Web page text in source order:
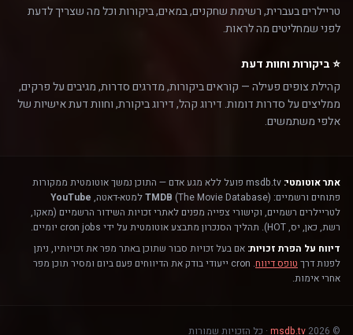
טריילרים בעברית, רשימת שחקנים, במאים, ביקורות וכל מה שצריך לדעת
לפני שמחליטים מה לראות.
⭐ ביקורות וחוות דעת
קהילת צופים פעילה — קוראים ביקורות, מדרגים סדרות, מגיבים על פרקים,
ממליצים על סדרות דומות. דירוג קהל, דירוג ביקורת, וחוות דעת אישיות של
אלפי משתמשים.
אתר אוטומטי:
msdb.tv פועל ללא מגע אדם — התוכן נמשך אוטומטית ממקורות
פתוחים ורשמיים:
TMDB (The Movie Database) למטא-דאטה,
YouTube
לטריילרים רשמיים, וקישורי צפייה מפנים לאתרי זכויות השידור הרשמיים (מאקו,
רשת, כאן, יס, HOT). תהליך הסנכרון מתבצע אוטומטית על ידי cron jobs יומיים.
דיווח על הפרת זכויות: אם בעל זכויות סבור שתוכן באתר מפר את זכויותיו, ניתן
לפנות דרך טופס דיווח
. cron ייעודי בודק את הדיווחים פעם ביום ומסיר תוכן מפר
אחרי אימות.
© 2026
msdb.tv · כל הזכויות שמורות